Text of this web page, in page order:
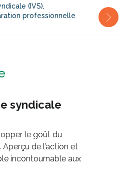
(IVS),
professionnelle
syndicale
le goût du
de l’action et
incontournable aux